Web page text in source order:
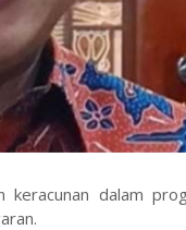
dalam